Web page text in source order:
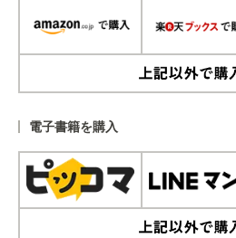
電子書籍を購入